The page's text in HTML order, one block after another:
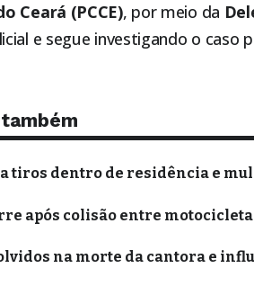
Ceará (PCCE), por meio da
e segue investigando o caso
a tiros dentro de residência e
após colisão entre
na morte da cantora e